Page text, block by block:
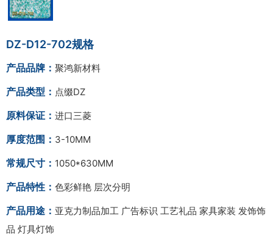
DZ-D12-702规格
产品品牌： 聚鸿新材料
产品类型： 点缀DZ
原料保证： 进口三菱
厚度范围： 3-10MM
常规尺寸： 1050*630MM
产品特性： 色彩鲜艳 层次分明
产品用途： 亚克力制品加工 广告标识 工艺礼品 家具家装 发饰饰
品 灯具灯饰